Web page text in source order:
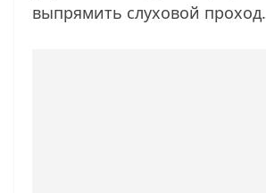
выпрямить слуховой проход.